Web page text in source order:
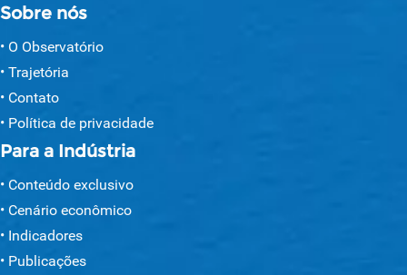
Sobre nós
O Observatório
Trajetória
Contato
Política de privacidade
Para a Indústria
Conteúdo exclusivo
Cenário econômico
Indicadores
Publicações